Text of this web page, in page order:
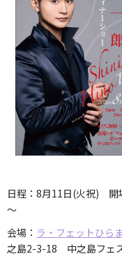
日程：8月11日(火祝) 開
～
会場： ラ・フェットひら
之島2-3-18 中之島フェ